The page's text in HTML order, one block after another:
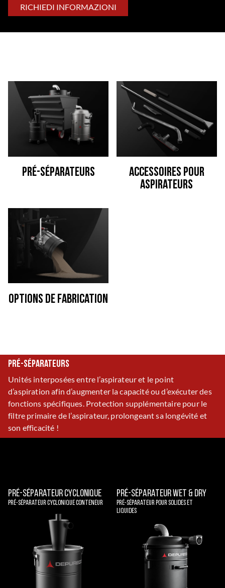
RICHIEDI INFORMAZIONI
Pré-séparateurs
Accessoires pour
aspirateurs
Options de fabrication
Pré-séparateurs
Unités interposées entre l’aspirateur et le point
d’aspiration afin d’augmenter la capacité ou d’exécuter des
fonctions spécifiques. Protection supplémentaire pour le
filtre primaire de l’aspirateur, prolongeant sa longévité et
son efficacité !
Pré-séparateur cyclonique
Pré-séparateur cyclonique Conteneur
Pré-Séparateur Wet & Dry
Pré-séparateur pour solides et
liquides